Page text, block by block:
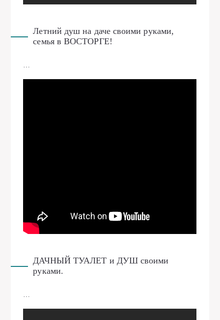
Летний душ на даче своими руками,
семья в ВОСТОРГЕ!
ДАЧНЫЙ ТУАЛЕТ и ДУШ своими
руками.